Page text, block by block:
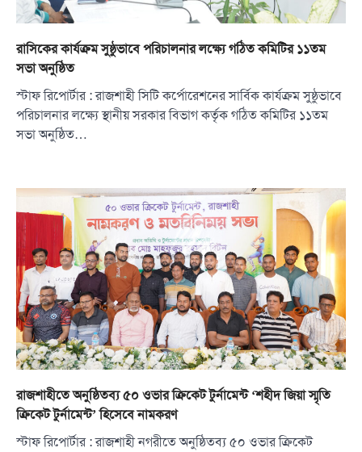
রাসিকের কার্যক্রম সুষ্ঠুভাবে পরিচালনার লক্ষ্যে গঠিত কমিটির ১১তম
সভা অনুষ্ঠিত
স্টাফ রিপোর্টার : রাজশাহী সিটি কর্পোরেশনের সার্বিক কার্যক্রম সুষ্ঠুভাবে
পরিচালনার লক্ষ্যে স্থানীয় সরকার বিভাগ কর্তৃক গঠিত কমিটির ১১তম
সভা অনুষ্ঠিত…
রাজশাহীতে অনুষ্ঠিতব্য ৫০ ওভার ক্রিকেট টুর্নামেন্ট ‘শহীদ জিয়া স্মৃতি
ক্রিকেট টুর্নামেন্ট’ হিসেবে নামকরণ
স্টাফ রিপোর্টার : রাজশাহী নগরীতে অনুষ্ঠিতব্য ৫০ ওভার ক্রিকেট